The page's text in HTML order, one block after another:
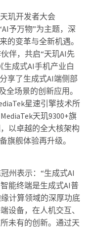
玑开发者大会
予万物”为主题，深
的变革与全新机遇。
伴，共启“天玑AI先
生成式AI手机产业白
享了生成式AI端侧部
全场景的创新应用。
星速引擎技术所
天玑9300+旗
以卓越的全大核架构
旗舰体验再升级。
州表示：“生成式AI
能终端是生成式AI普
计算领域的深厚功底
设备，在人机交互、
未有的创新。通过天